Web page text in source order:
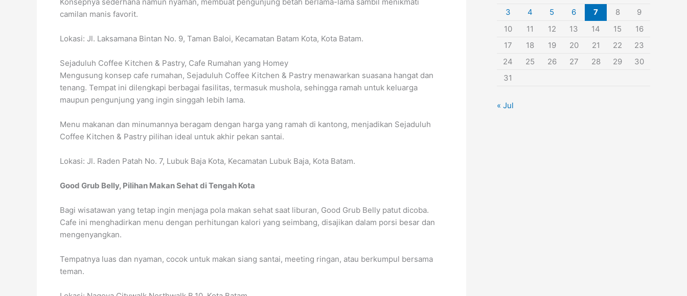
camilan manis favorit.
Lokasi: Jl. Laksamana Bintan No. 9, Taman Baloi, Kecamatan Batam Kota, Kota Batam.
Sejaduluh Coffee Kitchen & Pastry, Cafe Rumahan yang Homey
Mengusung konsep cafe rumahan, Sejaduluh Coffee Kitchen & Pastry menawarkan suasana hangat dan
tenang. Tempat ini dilengkapi berbagai fasilitas, termasuk mushola, sehingga ramah untuk keluarga
maupun pengunjung yang ingin singgah lebih lama.
Menu makanan dan minumannya beragam dengan harga yang ramah di kantong, menjadikan Sejaduluh
Coffee Kitchen & Pastry pilihan ideal untuk akhir pekan santai.
Lokasi: Jl. Raden Patah No. 7, Lubuk Baja Kota, Kecamatan Lubuk Baja, Kota Batam.
Good Grub Belly, Pilihan Makan Sehat di Tengah Kota
Bagi wisatawan yang tetap ingin menjaga pola makan sehat saat liburan, Good Grub Belly patut dicoba.
Cafe ini menghadirkan menu dengan perhitungan kalori yang seimbang, disajikan dalam porsi besar dan
mengenyangkan.
Tempatnya luas dan nyaman, cocok untuk makan siang santai, meeting ringan, atau berkumpul bersama
teman.
3
4 5 6 7 8
9
10
11 12 13 14 15
16
17
18 19 20 21 22
23
24
25 26 27 28 29
30
31
« Jul